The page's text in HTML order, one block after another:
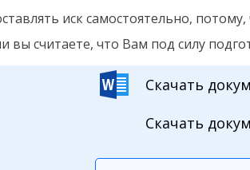
иск самостоятельно,
вы считаете, что Вам под силу
Скачать
Скачать